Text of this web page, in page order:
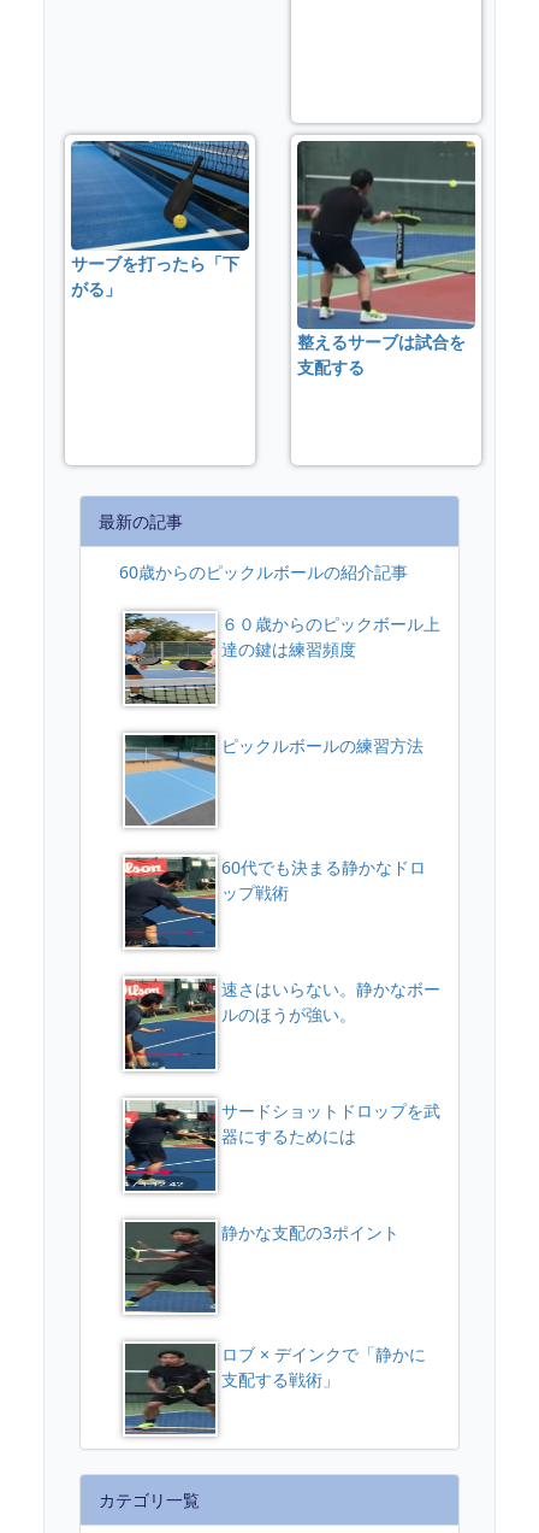
サーブを打ったら「下
がる」
整えるサーブは試合を
支配する
最新の記事
60歳からのピックルボールの紹介記事
６０歳からのピックボール上
達の鍵は練習頻度
ピックルボールの練習方法
60代でも決まる静かなドロ
ップ戦術
速さはいらない。静かなボー
ルのほうが強い。
サードショットドロップを武
器にするためには
静かな支配の3ポイント
ロブ × デインクで「静かに
支配する戦術」
カテゴリ一覧